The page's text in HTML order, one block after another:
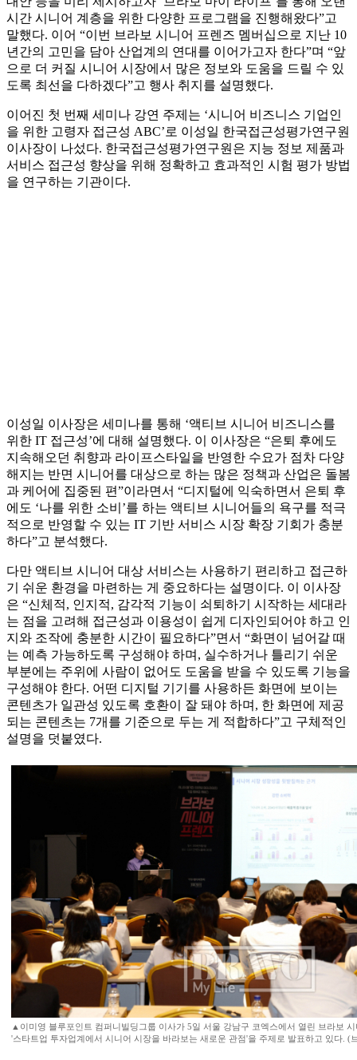
시간 시니어 계층을 위한 다양한 프로그램을 진행해왔다”고
말했다. 이어 “이번 브라보 시니어 프렌즈 멤버십으로 지난 10
년간의 고민을 담아 산업계의 연대를 이어가고자 한다”며 “앞
으로 더 커질 시니어 시장에서 많은 정보와 도움을 드릴 수 있
도록 최선을 다하겠다”고 행사 취지를 설명했다.
이어진 첫 번째 세미나 강연 주제는 ‘시니어 비즈니스 기업인
을 위한 고령자 접근성 ABC’로 이성일 한국접근성평가연구원
이사장이 나섰다. 한국접근성평가연구원은 지능 정보 제품과
서비스 접근성 향상을 위해 정확하고 효과적인 시험 평가 방법
을 연구하는 기관이다.
이성일 이사장은 세미나를 통해 ‘액티브 시니어 비즈니스를
위한 IT 접근성’에 대해 설명했다. 이 이사장은 “은퇴 후에도
지속해오던 취향과 라이프스타일을 반영한 수요가 점차 다양
해지는 반면 시니어를 대상으로 하는 많은 정책과 산업은 돌봄
과 케어에 집중된 편”이라면서 “디지털에 익숙하면서 은퇴 후
에도 ‘나를 위한 소비’를 하는 액티브 시니어들의 욕구를 적극
적으로 반영할 수 있는 IT 기반 서비스 시장 확장 기회가 충분
하다”고 분석했다.
다만 액티브 시니어 대상 서비스는 사용하기 편리하고 접근하
기 쉬운 환경을 마련하는 게 중요하다는 설명이다. 이 이사장
은 “신체적, 인지적, 감각적 기능이 쇠퇴하기 시작하는 세대라
는 점을 고려해 접근성과 이용성이 쉽게 디자인되어야 하고 인
지와 조작에 충분한 시간이 필요하다”면서 “화면이 넘어갈 때
는 예측 가능하도록 구성해야 하며, 실수하거나 틀리기 쉬운
부분에는 주위에 사람이 없어도 도움을 받을 수 있도록 기능을
구성해야 한다. 어떤 디지털 기기를 사용하든 화면에 보이는
콘텐츠가 일관성 있도록 호환이 잘 돼야 하며, 한 화면에 제공
되는 콘텐츠는 7개를 기준으로 두는 게 적합하다”고 구체적인
설명을 덧붙였다.
▲이미영 블루포인트 컴퍼니빌딩그룹 이사가 5일 서울 강남구 코엑스에서 열린 브라보
'스타트업 투자업계에서 시니어 시장을 바라보는 새로운 관점'을 주제로 발표하고 있다. (